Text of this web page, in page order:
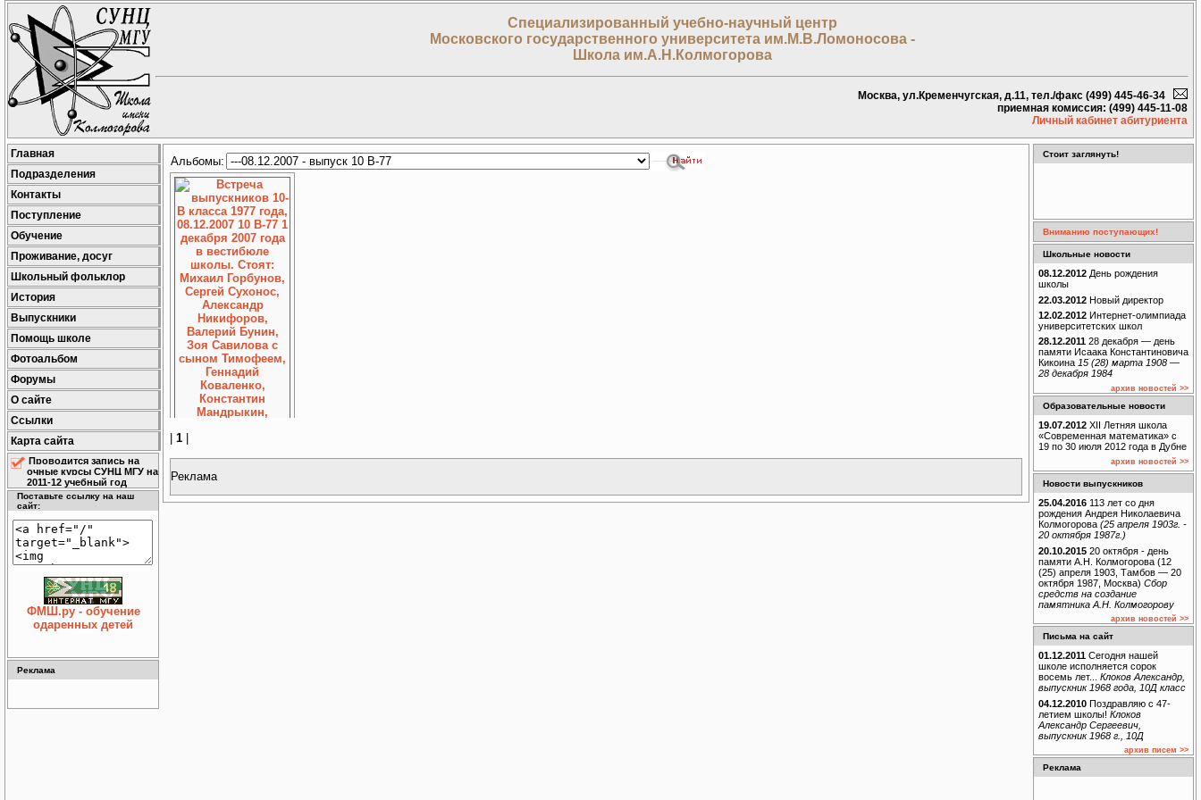
Специализированный учебно-научный центр
Московского государственного университета им.М.В.Ломоносова -
Школа им.А.Н.Колмогорова
Москва, ул.Кременчугская, д.11, тел./факс (499) 445-46-34
приемная комиссия: (499) 445-11-08
Личный кабинет абитуриента
Главная
Подразделения
Контакты
Поступление
Обучение
Проживание, досуг
Школьный фольклор
История
Выпускники
Помощь школе
Фотоальбом
Форумы
О сайте
Ссылки
Карта сайта
Проводится запись на
очные курсы СУНЦ МГУ на
2011-12 учебный год
Поставьте ссылку на наш
сайт:
ФМШ.ру - обучение
одаренных детей
Реклама
Альбомы:
1
Реклама
Стоит заглянуть!
Вниманию поступающих!
Школьные новости
08.12.2012 День рождения
школы
22.03.2012 Новый директор
12.02.2012 Интернет-олимпиада
университетских школ
28.12.2011 28 декабря — день
памяти Исаака Константиновича
Кикоина 15 (28) марта 1908 —
28 декабря 1984
архив новостей >>
Образовательные новости
19.07.2012 XII Летняя школа
«Современная математика» с
19 по 30 июля 2012 года в Дубне
архив новостей >>
Новости выпускников
25.04.2016 113 лет со дня
рождения Андрея Николаевича
Колмогорова (25 апреля 1903г. -
20 октября 1987г.)
20.10.2015 20 октября - день
памяти А.Н. Колмогорова (12
(25) апреля 1903, Тамбов — 20
октября 1987, Москва) Сбор
средств на создание
памятника А.Н. Колмогорову
архив новостей >>
Письма на сайт
01.12.2011 Сегодня нашей
школе исполняется сорок
восемь лет... Клоков Александр,
выпускник 1968 года, 10Д класс
04.12.2010 Поздравляю с 47-
летием школы! Клоков
Александр Сергеевич,
выпускник 1968 г., 10Д
архив писем >>
Реклама